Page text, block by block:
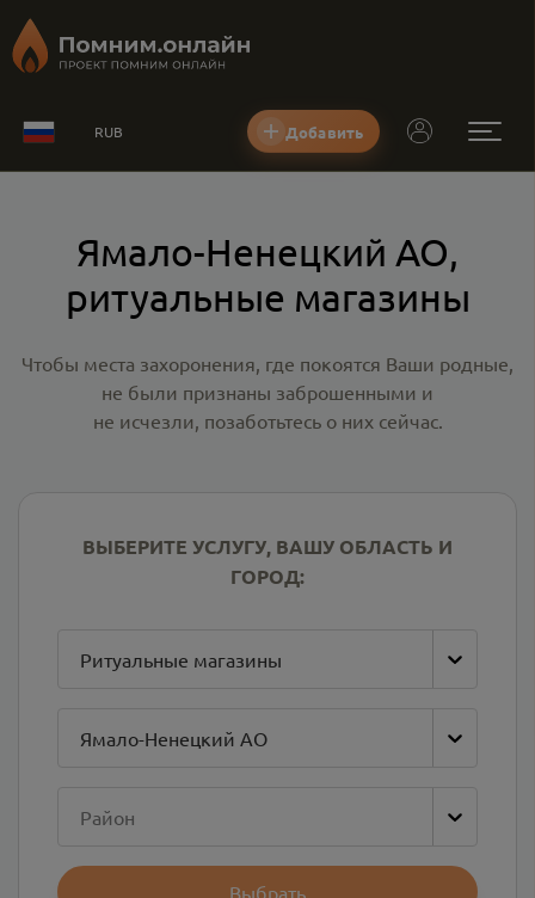
RUB Добавить
Ямало-Ненецкий АО,
ритуальные магазины
Чтобы места захоронения, где покоятся Ваши родные,
не были признаны заброшенными и
не исчезли, позаботьтесь о них сейчас.
ВЫБЕРИТЕ УСЛУГУ, ВАШУ ОБЛАСТЬ И
ГОРОД:
Ритуальные магазины
Ямало-Ненецкий АО
Район
Выбрать